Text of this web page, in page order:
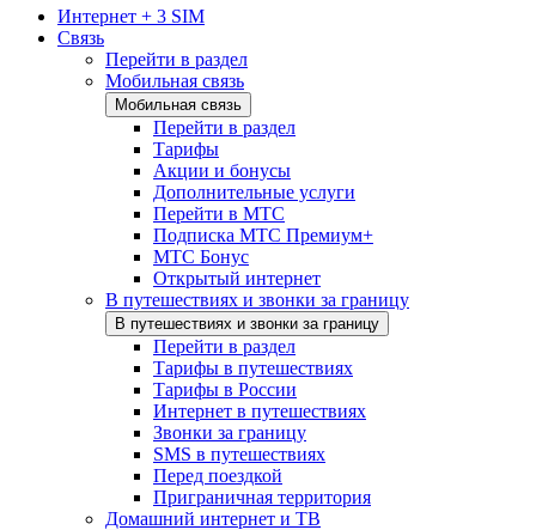
Интернет + 3 SIM
Связь
Перейти в раздел
Мобильная связь
Мобильная связь
Перейти в раздел
Тарифы
Акции и бонусы
Дополнительные услуги
Перейти в МТС
Подписка МТС Премиум+
МТС Бонус
Открытый интернет
В путешествиях и звонки за границу
В путешествиях и звонки за границу
Перейти в раздел
Тарифы в путешествиях
Тарифы в России
Интернет в путешествиях
Звонки за границу
SMS в путешествиях
Перед поездкой
Приграничная территория
Домашний интернет и ТВ